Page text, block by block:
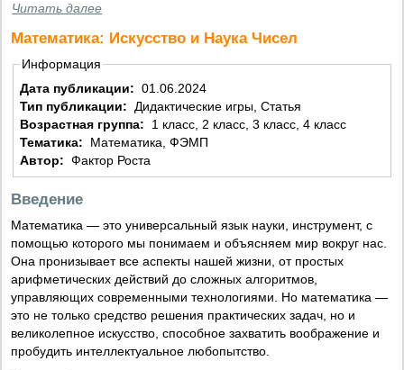
Читать далее
Математика: Искусство и Наука Чисел
Информация
Дата публикации: 01.06.2024
Тип публикации: Дидактические игры, Статья
Возрастная группа:
1 класс, 2 класс, 3 класс, 4 класс
Тематика:
Математика, ФЭМП
Автор: Фактор Роста
Введение
Математика — это универсальный язык науки, инструмент, с
помощью которого мы понимаем и объясняем мир вокруг нас.
Она пронизывает все аспекты нашей жизни, от простых
арифметических действий до сложных алгоритмов,
управляющих современными технологиями. Но математика —
это не только средство решения практических задач, но и
великолепное искусство, способное захватить воображение и
пробудить интеллектуальное любопытство.